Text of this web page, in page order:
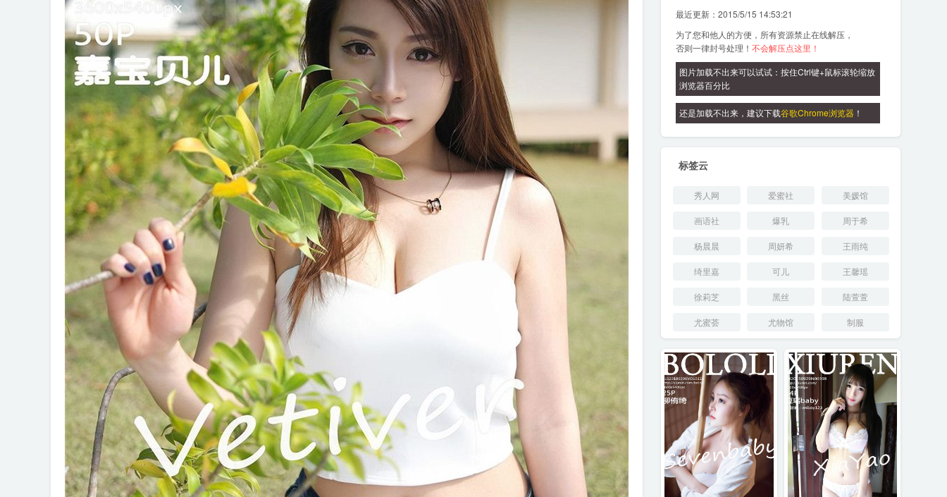
最近更新：2015/5/15 14:53:21
为了您和他人的方便，所有资源禁止在线解压，
否则一律封号处理！ 不会解压点这里！
图片加载不出来可以试试：按住Ctrl键+鼠标滚轮缩放
浏览器百分比
还是加载不出来，建议下载谷歌Chrome浏览器 ！
标签云
秀人网 爱蜜社 美媛馆
画语社 爆乳 周于希
杨晨晨 周妍希 王雨纯
绮里嘉 可儿 王馨瑶
徐莉芝 黑丝 陆萱萱
尤蜜荟 尤物馆 制服